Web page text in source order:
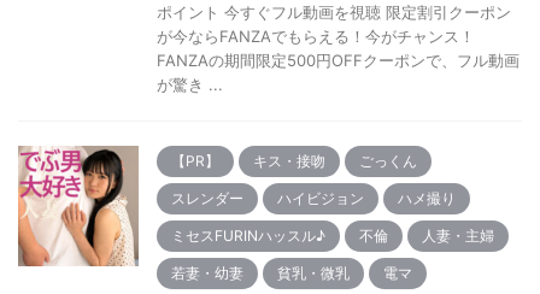
ポイント 今すぐフル動画を視聴 限定割引クーポン
が今ならFANZAでもらえる！今がチャンス！
FANZAの期間限定500円OFFクーポンで、フル動画
が驚き ...
【PR】 キス・接吻 ごっくん
スレンダー ハイビジョン ハメ撮り
ミセスFURINハッスル♪ 不倫 人妻・主婦
若妻・幼妻 貧乳・微乳 電マ